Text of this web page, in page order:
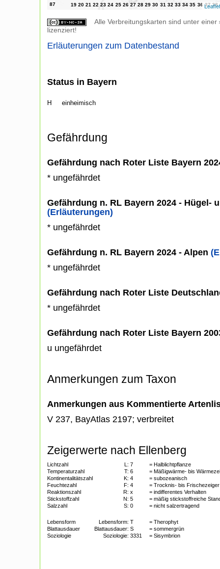
Leaflet
Alle Verbreitungskarten sind unter einer
lizenziert!
Erläuterungen zum Datenbestand
Status in Bayern
H einheimisch
Gefährdung
Gefährdung nach Roter Liste Bayern
* ungefährdet
Gefährdung n. RL Bayern 2024 - Hügel-
(Erläuterungen)
* ungefährdet
Gefährdung n. RL Bayern 2024 - Alpen
* ungefährdet
Gefährdung nach Roter Liste
* ungefährdet
Gefährdung nach Roter Liste Bayern
u ungefährdet
Anmerkungen zum Taxon
Anmerkungen aus Kommentierte
V 237, BayAtlas 2197; verbreitet
Zeigerwerte nach Ellenberg
Lichtzahl L: 7
= Halblichtpflanze
Temperaturzahl
T: 6
= Mäßigwärme- bis
Kontinentalitätszahl
K: 4
= subozeanisch
Feuchtezahl
F: 4
= Trocknis- bis Frischezeiger
Reaktionszahl
R: x
= indifferentes Verhalten
Stickstoffzahl
N: 5
= mäßig stickstoffreiche
Salzzahl
S: 0 = nicht salzertragend
Lebensform Lebensform: T
= Therophyt
Blattausdauer
Blattausdauer: S
= sommergrün
Soziologie
Soziologie: 3331 = Sisymbrion